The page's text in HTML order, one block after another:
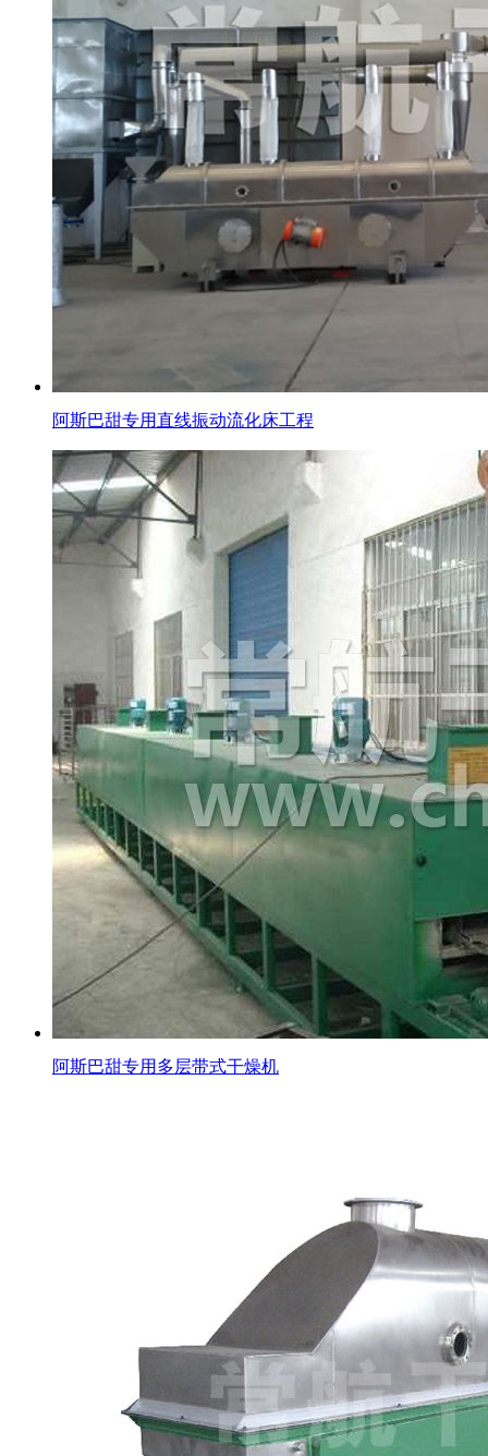
阿斯巴甜专用直线振动流化床工程
阿斯巴甜专用多层带式干燥机